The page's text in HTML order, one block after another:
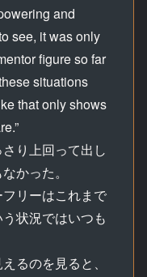
and
see, it was only
figure so far
situations
that only shows
り上回って出し
かった。
リーはこれまで
状況ではいつも
るのを見ると、